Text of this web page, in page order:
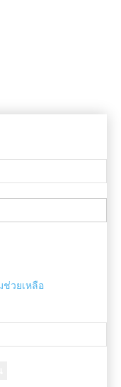
วยเหลือ